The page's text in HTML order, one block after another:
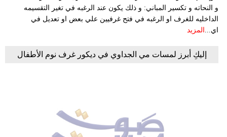
و النحاته و تكسير المباني: و ذلك يكون عند الرغبه في تغير التقسيمه
الداخليه للغرف او الرغبه في فتح غرفيين علي بعض او تعديل في
اي...
المزيد
إليكِ أبرز لمسات مي الجداوي في ديكور غرف نوم الأطفال